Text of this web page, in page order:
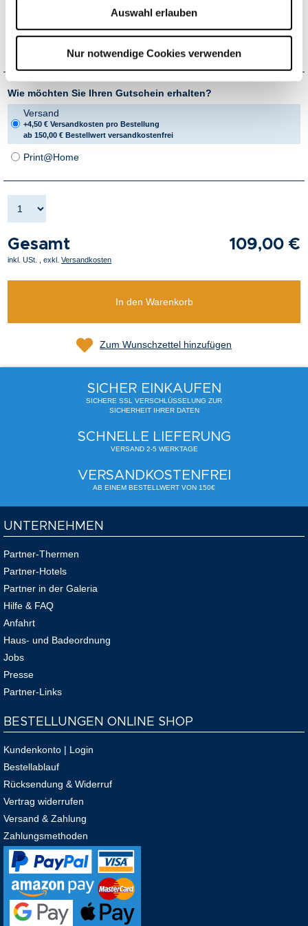
Auswahl erlauben
Nur notwendige Cookies verwenden
bei vorheriger Online Reservierung unter
therme-erding.de/liegen-reservieren
flexibel einlösbar*
Wie möchten Sie Ihren Gutschein erhalten?
Versand
+4,50 € Versandkosten pro Bestellung
ab 150,00 € Bestellwert versandkostenfrei
Print@Home
Gesamt 109,00 €
inkl. USt. , exkl. Versandkosten
In den Warenkorb
Zum Wunschzettel hinzufügen
SICHER EINKAUFEN
SICHERE SSL VERSCHLÜSSELUNG ZUR
SICHERHEIT IHRER DATEN
SCHNELLE LIEFERUNG
VERSAND 2-5 WERKTAGE
VERSANDKOSTENFREI
AB EINEM BESTELLWERT VON 150€
UNTERNEHMEN
Partner-Thermen
Partner-Hotels
Partner in der Galeria
Hilfe & FAQ
Anfahrt
Haus- und Badeordnung
Jobs
Presse
Partner-Links
BESTELLUNGEN ONLINE SHOP
Kundenkonto | Login
Bestellablauf
Rücksendung & Widerruf
Vertrag widerrufen
Versand & Zahlung
Zahlungsmethoden